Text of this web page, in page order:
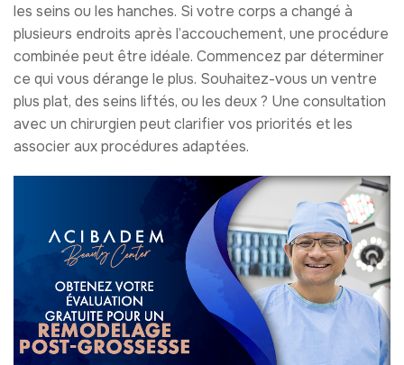
les seins ou les hanches. Si votre corps a changé à
plusieurs endroits après l’accouchement, une procédure
combinée peut être idéale. Commencez par déterminer
ce qui vous dérange le plus. Souhaitez-vous un ventre
plus plat, des seins liftés, ou les deux ? Une consultation
avec un chirurgien peut clarifier vos priorités et les
associer aux procédures adaptées.